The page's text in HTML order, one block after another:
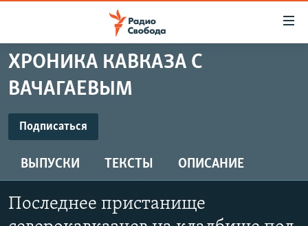
упрощенного
доступа
основному
Вернутся
главной
навигации
ПОДКАСТЫ
АВТОРСКИЕ ПРОЕКТЫ
МНЕНИЯ
КУЛЬТУРА
IDEL.РЕАЛИИ
ХРОНИКА КАВКАЗА С
ВАЧАГАЕВЫМ
ПодписатьсяПОДПИСАТЬСЯ
Spotify
CastBox
ВЫПУСКИ ТЕКСТЫ ОПИСАНИЕ
Последнее пристанище